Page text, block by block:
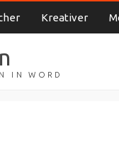
Kreativer
IN WORD